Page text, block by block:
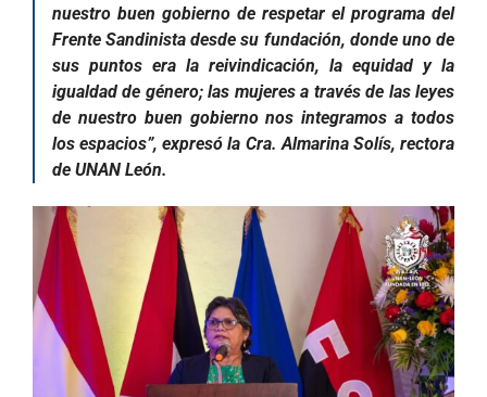
nuestro buen gobierno de respetar el programa del
Frente Sandinista desde su fundación, donde uno de
sus puntos era la reivindicación, la equidad y la
igualdad de género; las mujeres a través de las leyes
de nuestro buen gobierno nos integramos a todos
los espacios”, expresó la Cra. Almarina Solís, rectora
de UNAN León.